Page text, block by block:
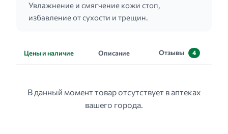
Увлажнение и смягчение кожи стоп,
избавление от сухости и трещин.
Цены и наличие Описание Отзывы 4
В данный момент товар отсутствует в аптеках
вашего города.